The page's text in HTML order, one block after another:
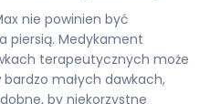
nie powinien być
piersią. Medykament
terapeutycznych może
małych dawkach,
by niekorzystne